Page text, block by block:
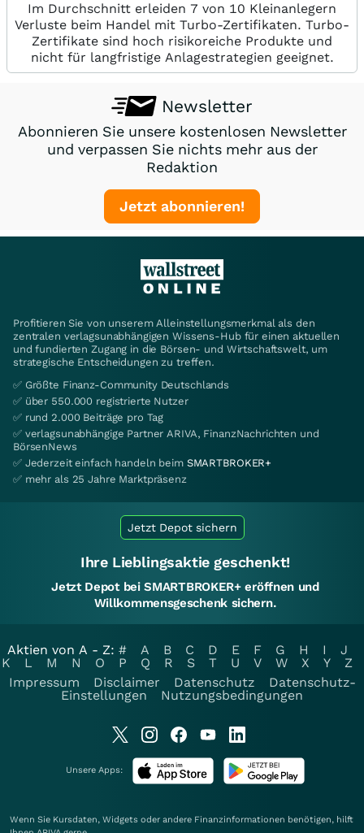
Im Durchschnitt erleiden 7 von 10 Kleinanlegern
Verluste beim Handel mit Turbo-Zertifikaten. Turbo-
Zertifikate sind hoch risikoreiche Produkte und
nicht für langfristige Anlagestrategien geeignet.
Newsletter
Abonnieren Sie unsere kostenlosen Newsletter
und verpassen Sie nichts mehr aus der
Redaktion
Jetzt abonnieren!
Profitieren Sie von unserem Alleinstellungsmerkmal als den
zentralen verlagsunabhängigen Wissens-Hub für einen aktuellen
und fundierten Zugang in die Börsen- und Wirtschaftswelt, um
strategische Entscheidungen zu treffen.
✅ Größte Finanz-Community Deutschlands
✅ über 550.000 registrierte Nutzer
✅ rund 2.000 Beiträge pro Tag
✅ verlagsunabhängige Partner ARIVA, FinanzNachrichten und
BörsenNews
✅ Jederzeit einfach handeln beim SMARTBROKER+
✅ mehr als 25 Jahre Marktpräsenz
Jetzt Depot sichern
Ihre Lieblingsaktie geschenkt!
Jetzt Depot bei SMARTBROKER+ eröffnen und
Willkommensgeschenk sichern.
Aktien von A - Z: # A B C D E F G H I
J
K
L M N O P Q R S T U V W X Y
Z
Impressum
Disclaimer Datenschutz
Datenschutz-
Einstellungen
Nutzungsbedingungen
Unsere Apps:
Wenn Sie Kursdaten, Widgets oder andere Finanzinformationen benötigen, hilft